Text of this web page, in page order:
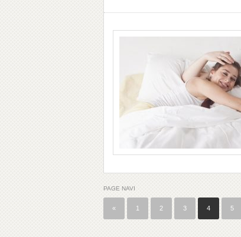
PAGE NAVI
« 1 2 3 4 5